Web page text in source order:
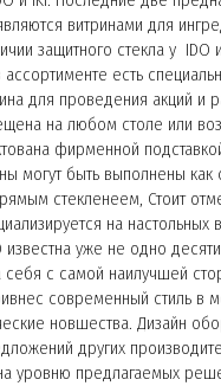
витринами для
защитного стекла у IDO
ассортименте есть
для проведения акций и
на любом столе или
фирменной
могут быть выполнены как
стекленеем, Стоит
на настольных
известна уже не одно
с самой наилучшей
современный стиль в
новшества. Дизайн
других
уровню предлагаемых